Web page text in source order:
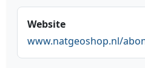
Website
www.natgeoshop.nl/